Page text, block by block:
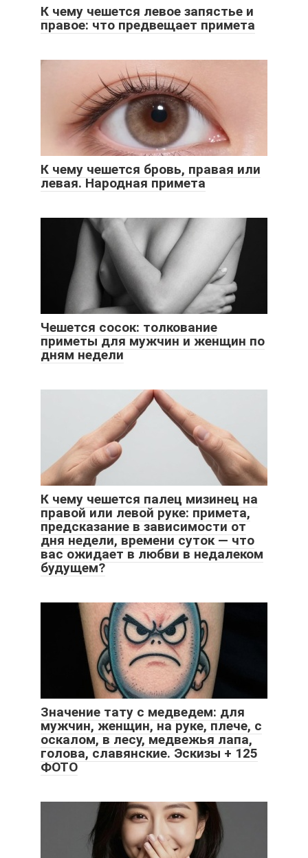
К чему чешется левое запястье и
правое: что предвещает примета
К чему чешется бровь, правая или
левая. Народная примета
Чешется сосок: толкование
приметы для мужчин и женщин по
дням недели
К чему чешется палец мизинец на
правой или левой руке: примета,
предсказание в зависимости от
дня недели, времени суток — что
вас ожидает в любви в недалеком
будущем?
Значение тату с медведем: для
мужчин, женщин, на руке, плече, с
оскалом, в лесу, медвежья лапа,
голова, славянские. Эскизы + 125
ФОТО